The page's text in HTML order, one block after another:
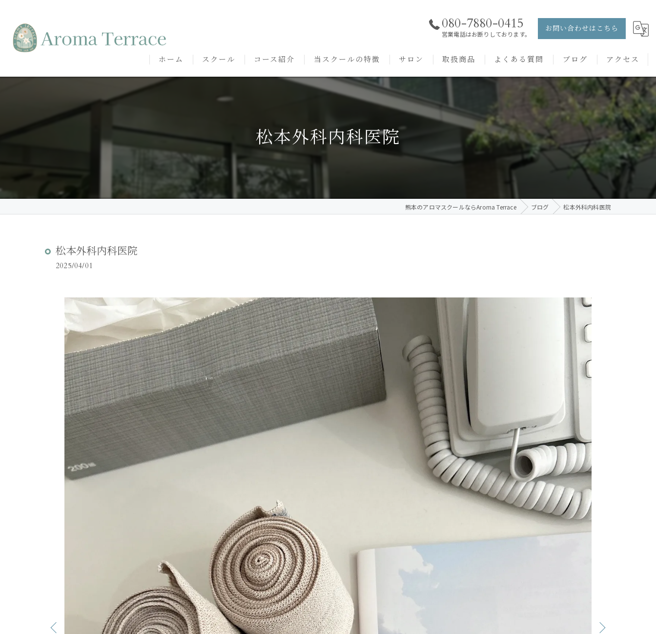
080-7880-0415
営業電話はお断りしております。
お問い合わせはこちら
ホーム スクール
代表挨拶
講師紹介
卒講生の声
コース紹介
アロマ・インストラクターコース
アロマ・セラピストコース
KACセラピスト
当スクールの特徴
資格
セルフメディケーション
ハンドマッサージ
サロン
サロンメニュー
術後・病後ケアメニュー
取扱商品
健草医学舎
バッチフラワーレメディ
よくある質問 ブログ アクセス
松本外科内科医院
熊本のアロマスクールならAroma Terrace ブログ 松本外科内科医院
松本外科内科医院
2025/04/01